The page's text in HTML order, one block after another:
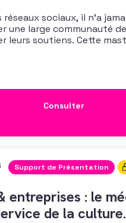
sociaux, il n’a
une large communauté
leurs soutiens. Cette
Consulter
Support de Présentation
entreprises : le
de la culture.